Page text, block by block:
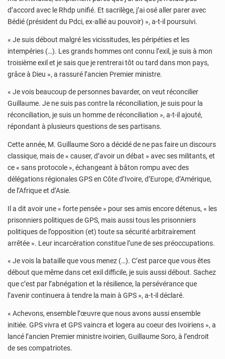
d’accord avec le Rhdp unifié. Et sacrilège, j’ai osé aller parer avec
Bédié (président du Pdci, ex-allié au pouvoir) », a-t-il poursuivi.
« Je suis débout malgré les vicissitudes, les péripéties et les
intempéries (…). Les grands hommes ont connu l’exil, je suis à mon
troisième exil et je sais que je rentrerai tôt ou tard dans mon pays,
grâce à Dieu », a rassuré l’ancien Premier ministre.
« Je vois beaucoup de personnes bavarder, on veut réconcilier
Guillaume. Je ne suis pas contre la réconciliation, je suis pour la
réconciliation, je suis un homme de réconciliation », a-t-il ajouté,
répondant à plusieurs questions de ses partisans.
Cette année, M. Guillaume Soro a décidé de ne pas faire un discours
classique, mais de « causer, d’avoir un débat » avec ses militants, et
ce « sans protocole », échangeant à bâton rompu avec des
délégations régionales GPS en Côte d’Ivoire, d’Europe, d’Amérique,
de l’Afrique et d’Asie.
Il a dit avoir une « forte pensée » pour ses amis encore détenus, « les
prisonniers politiques de GPS, mais aussi tous les prisonniers
politiques de l’opposition (et) toute sa sécurité arbitrairement
arrêtée ». Leur incarcération constitue l’une de ses préoccupations.
« Je vois la bataille que vous menez (…). C’est parce que vous êtes
débout que même dans cet exil difficile, je suis aussi débout. Sachez
que c’est par l’abnégation et la résilience, la persévérance que
l’avenir continuera à tendre la main à GPS », a-t-il déclaré.
« Achevons, ensemble l’œuvre que nous avons aussi ensemble
initiée. GPS vivra et GPS vaincra et logera au coeur des Ivoiriens », a
lancé l’ancien Premier ministre ivoirien, Guillaume Soro, à l’endroit
de ses compatriotes.